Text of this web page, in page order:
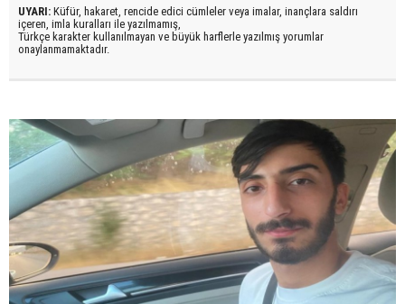
UYARI: Küfür, hakaret, rencide edici cümleler veya imalar, inançlara saldırı
içeren, imla kuralları ile yazılmamış,
Türkçe karakter kullanılmayan ve büyük harflerle yazılmış yorumlar
onaylanmamaktadır.